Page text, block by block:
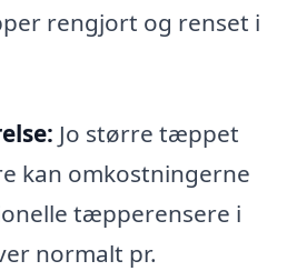
rengjort og renset i
Jo større tæppet
kan omkostningerne
tæpperensere i
normalt pr.